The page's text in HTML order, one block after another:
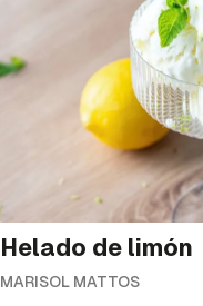
Helado de limón
MARISOL MATTOS